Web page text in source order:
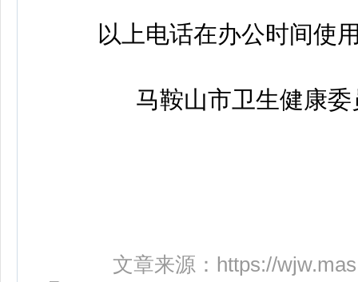
以上电话在办公时间使
马鞍山市卫生健康委
文章来源： https://